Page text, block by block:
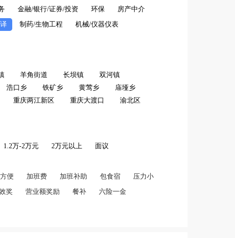
金融/银行/证券/投资 环保 房产中介
制药/生物工程 机械/仪器仪表
羊角街道 长坝镇
双河镇
浩口乡 铁矿乡 黄莺乡
庙垭乡
重庆两江新区 重庆大渡口 渝北区
1.2万-2万元 2万元以上 面议
便 加班费 加班补助 包食宿 压力小
奖 营业额奖励 餐补 六险一金